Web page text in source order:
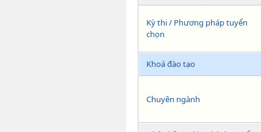
Kỳ thi / Phương pháp tuyển
chọn
Khoá đào tạo
Chuyên ngành